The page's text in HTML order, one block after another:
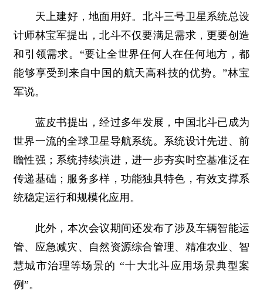
天上建好，地面用好。北斗三号卫星系统总设
计师林宝军提出，北斗不仅要满足需求，更要创造
和引领需求。“要让全世界任何人在任何地方，都
能够享受到来自中国的航天高科技的优势。”林宝
军说。
蓝皮书提出，经过多年发展，中国北斗已成为
世界一流的全球卫星导航系统。系统设计先进、前
瞻性强；系统持续演进，进一步夯实时空基准泛在
传递基础；服务多样，功能独具特色，有效支撑系
统稳定运行和规模化应用。
此外，本次会议期间还发布了涉及车辆智能运
管、应急减灾、自然资源综合管理、精准农业、智
慧城市治理等场景的 “十大北斗应用场景典型案
例”。